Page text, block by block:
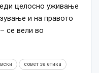
целосно уживање
и на правото
се вели во
совет за етика